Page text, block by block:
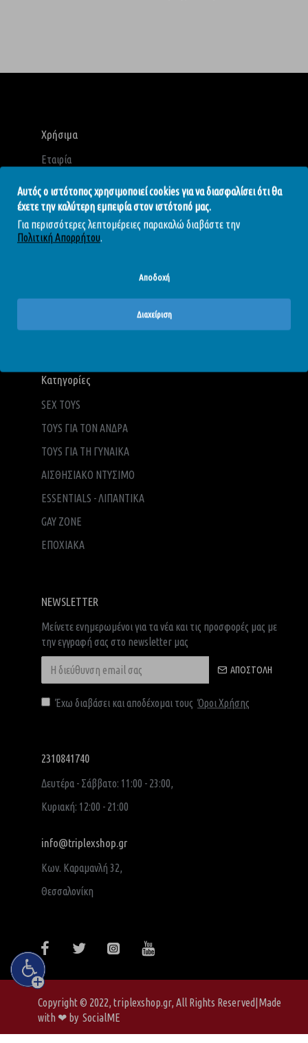
Αυτός ο ιστότοπος χρησιμοποιεί cookies για να διασφαλίσει ότι θα
έχετε την καλύτερη εμπειρία στον ιστότοπό μας.
Για περισσότερες λεπτομέρειες παρακαλώ διαβάστε την
Πολιτική Απορρήτου.
Αποδοχή
Διαχείριση
Χρήσιμα
Εταιρία
Όροι Χρήσης
Πολιτική Απορρήτου
Πολιτική Επιστροφών
Blog - Άρθρα
Κατηγορίες
SEX TOYS
TOYS ΓΙΑ ΤΟΝ ΑΝΔΡΑ
TOYS ΓΙΑ ΤH ΓΥΝΑΙΚΑ
ΑΙΣΘΗΣΙΑΚΟ ΝΤΥΣΙΜΟ
ESSENTIALS - ΛΙΠΑΝΤΙΚΑ
GAY ZONE
ΕΠΟΧΙΑΚΑ
NEWSLETTER
Μείνετε ενημερωμένοι για τα νέα και τις προσφορές μας με
την εγγραφή σας στο newsletter μας
ΑΠΟΣΤΟΛΉ
Έχω διαβάσει και αποδέχομαι τους Όροι Χρήσης
2310841740
Δευτέρα - Σάββατο: 11:00 - 23:00,
Κυριακή: 12:00 - 21:00
info@triplexshop.gr
Κων. Καραμανλή 32,
Θεσσαλονίκη
Copyright © 2022, triplexshop.gr, All Rights Reserved|Made
with ❤ by SocialME